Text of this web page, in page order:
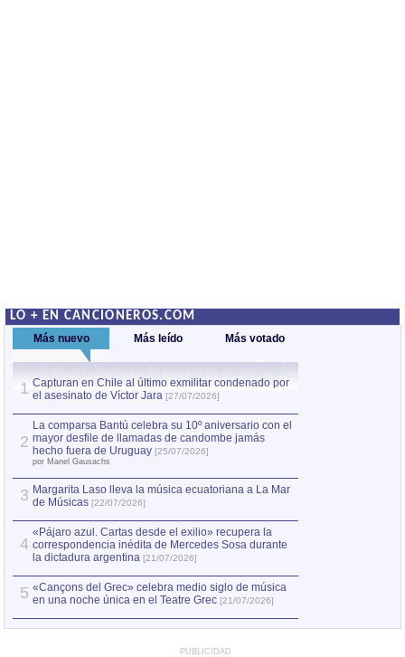
LO + EN CANCIONEROS.COM
Más nuevo Más leído Más votado
1 Capturan en Chile al último exmilitar condenado por
el asesinato de Víctor Jara [27/07/2026]
2
La comparsa Bantú celebra su 10º aniversario con el
mayor desfile de llamadas de candombe jamás
hecho fuera de Uruguay [25/07/2026]
por Manel Gausachs
3 Margarita Laso lleva la música ecuatoriana a La Mar
de Músicas [22/07/2026]
4
«Pájaro azul. Cartas desde el exilio» recupera la
correspondencia inédita de Mercedes Sosa durante
la dictadura argentina [21/07/2026]
5 «Cançons del Grec» celebra medio siglo de música
en una noche única en el Teatre Grec [21/07/2026]
PUBLICIDAD